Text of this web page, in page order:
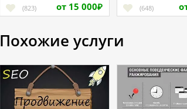
(823) от 15 000₽ (648)
Похожие услуги